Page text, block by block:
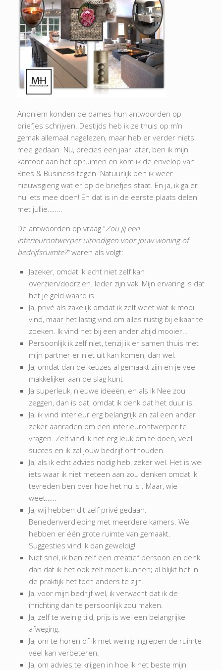
Anoniem konden de dames hun antwoorden op
briefjes schrijven. Destijds heb ik ze thuis op m’n
gemak allemaal nagelezen, maar heb er verder niets
mee gedaan. Nu, precies een jaar later, ben ik mijn
kantoor aan het opruimen en kom ik de envelop van
Bites & Business tegen. Natuurlijk ben ik weer
nieuwsgierig wat er op de briefjes staat. En ja, ik ga er
nu iets mee doen! En dat is in de eerste plaats delen
met jullie……..
De antwoorden op vraag “Zou jij een
interieurontwerper uitnodigen voor jouw woning of
bedrijfsruimte?”waren als volgt:
Jazeker, omdat ik echt niet zelf kan
overzien/doorzien. Ieder zijn vak! Mijn ervaring is dat
het je geld waard is.
Ja, privé als zakelijk omdat ik zelf weet wat ik mooi
vind, maar het lastig vind om alles rustig bij elkaar te
zoeken. Ik vind het bij een ander altijd mooier…
Persoonlijk ik zelf niet, tenzij ik er samen thuis met
mijn partner er niet uit kan komen, dan wel.
Ja, omdat dan de keuzes al gemaakt zijn en je veel
makkelijker aan de slag kunt
Ja superleuk, nieuwe ideeën, en als ik Nee zou
zeggen, dan is dat, omdat ik denk dat het duur is.
Ja, ik vind interieur erg belangrijk en zal een ander
zeker aanraden om een interieurontwerper te
vragen. Zelf vind ik het erg leuk om te doen, veel
succes en ik zal jouw bedrijf onthouden.
Ja, als ik echt advies nodig heb, zeker wel. Het is wel
iets waar ik niet meteen aan zou denken omdat ik
tevreden ben over hoe het nu is . Maar, wie
weet……
Ja, wij hebben dit zelf privé gedaan.
Benedenverdieping met meerdere kamers. We
hebben er één grote ruimte van gemaakt.
Suggesties vind ik dan geweldig!
Niet snel, ik ben zelf een creatief persoon en denk
dan dat ik het ook zelf moet kunnen; al blijkt het in
de praktijk het toch anders te zijn.
Ja, voor mijn bedrijf wel, ik verwacht dat ik de
inrichting dan te persoonlijk zou maken.
Ja, zelf te weinig tijd, prijs is wel een belangrijke
afweging.
Ja, om te horen of ik met weinig ingrepen de ruimte
veel kan verbeteren.
Ja, om advies te krijgen in hoe ik het beste mijn